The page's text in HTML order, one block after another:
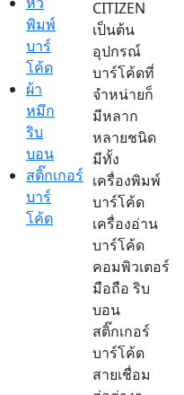
พิมพ์
บาร์
โค้ด
ผ้า
หมึก
ริบ
บอน
สติ๊กเกอร์
บาร์
โค้ด
CITIZEN
เป็นต้น
อุปกรณ์
บาร์โค้ดที่
จำหน่ายก็
มีหลาก
หลายชนิด
มีทั้ง
เครื่องพิมพ์
บาร์โค้ด
เครื่องอ่าน
บาร์โค้ด
คอมพิวเตอร์
มือถือ ริบ
บอน
สติ๊กเกอร์
บาร์โค้ด
สายเชื่อม